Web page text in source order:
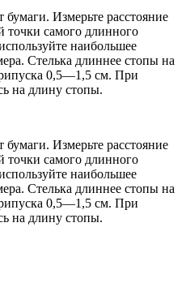
Измерьте расстояние
точки самого длинного
наибольшее
Стелька длиннее стопы на
0,5—1,5 см. При
на длину стопы.
Измерьте расстояние
точки самого длинного
наибольшее
Стелька длиннее стопы на
0,5—1,5 см. При
на длину стопы.